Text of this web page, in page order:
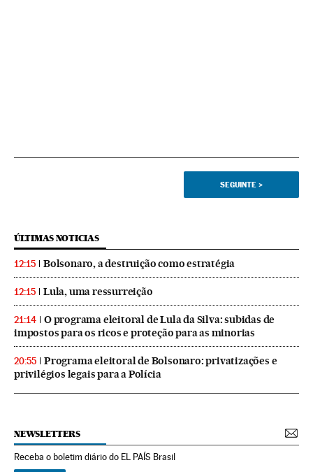
SEGUINTE >
ÚLTIMAS NOTICIAS
12:15 Bolsonaro, a destruição como estratégia
12:15 Lula, uma ressurreição
21:14
O programa eleitoral de Lula da Silva: subidas de
impostos para os ricos e proteção para as minorias
20:55
Programa eleitoral de Bolsonaro: privatizações e
privilégios legais para a Polícia
NEWSLETTERS
Receba o boletim diário do EL PAÍS Brasil